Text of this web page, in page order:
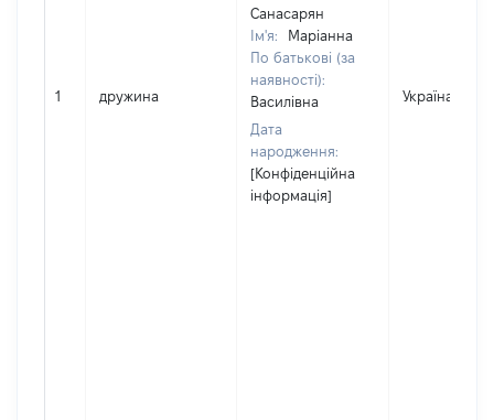
1 дружина
Санасарян
Ім'я:
Маріанна
По батькові (за
наявності):
Василівна
Дата
народження:
[Конфіденційна
інформація]
Україна